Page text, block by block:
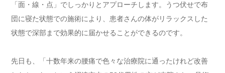
「面・線・点」でしっかりとアプローチします。うつ伏せで布
団に寝た状態での施術により、患者さんの体がリラックスした
状態で深部まで効果的に届かせることができるのです。
先日も、「十数年来の腰痛で色々な治療院に通ったけれど改善